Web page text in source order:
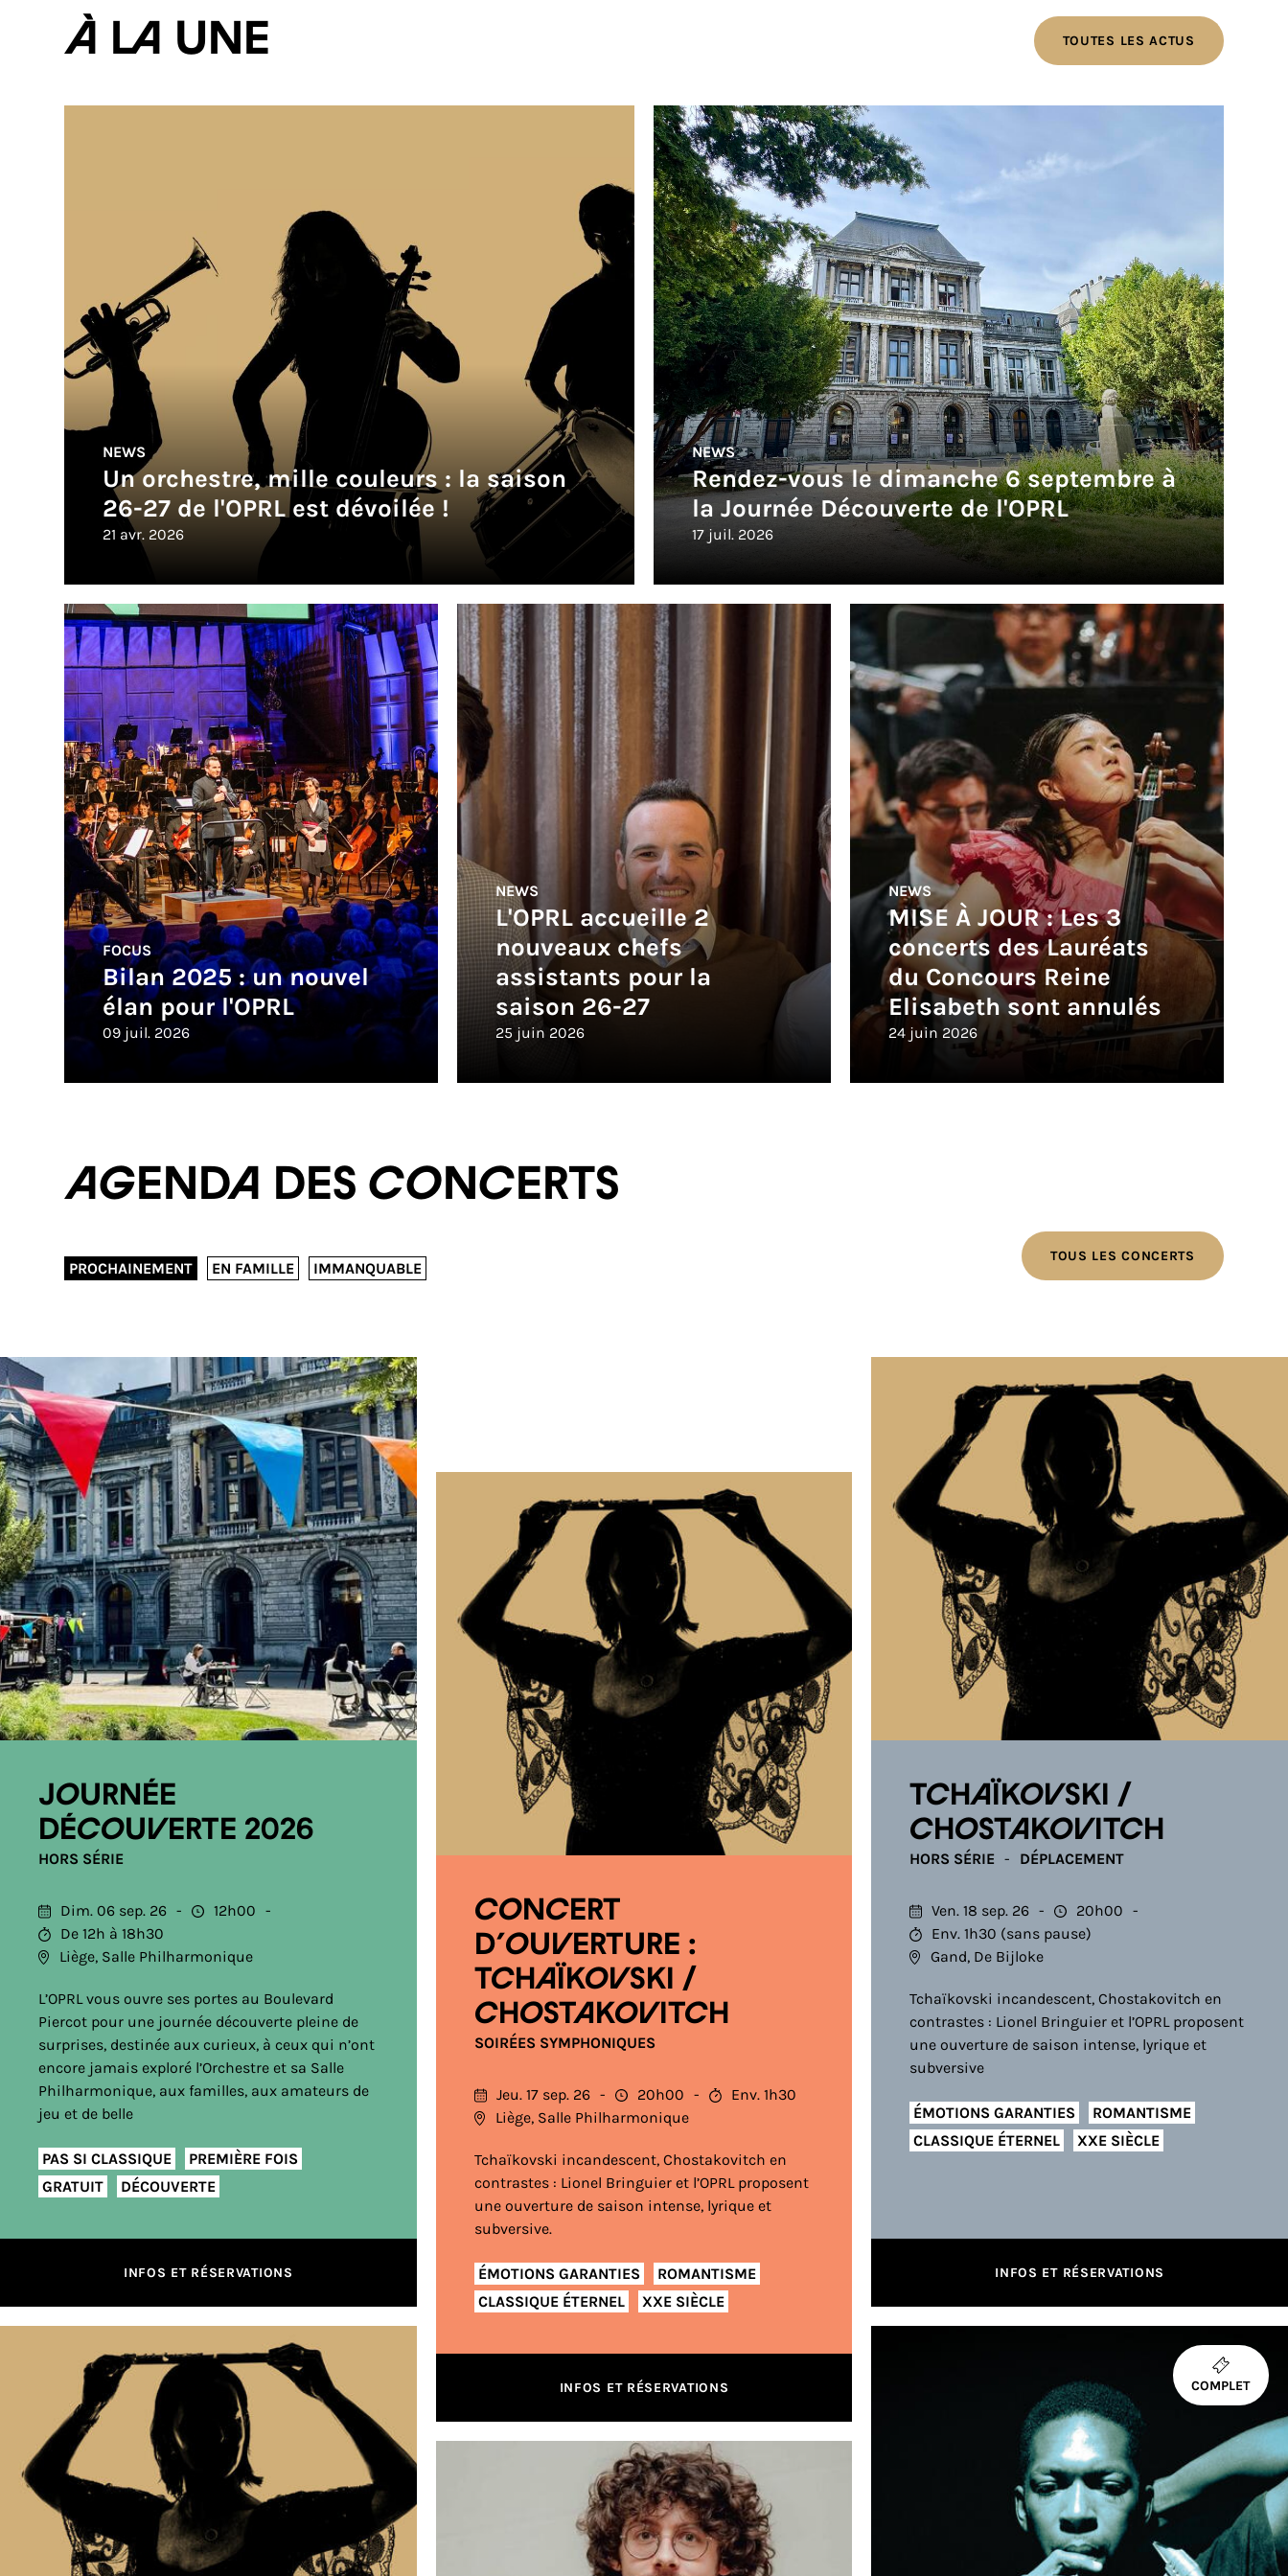
À la une
NEWS
Un orchestre, mille couleurs : la saison
26-27 de l'OPRL est dévoilée !
21 avr. 2026
NEWS
Rendez-vous le dimanche 6 septembre à
la Journée Découverte de l'OPRL
17 juil. 2026
FOCUS
Bilan 2025 : un nouvel
élan pour l'OPRL
09 juil. 2026
NEWS
L'OPRL accueille 2
nouveaux chefs
assistants pour la
saison 26-27
25 juin 2026
NEWS
MISE À JOUR : Les 3
concerts des Lauréats
du Concours Reine
Elisabeth sont annulés
24 juin 2026
TOUTES LES ACTUS
Agenda des concerts
TOUS LES CONCERTS
PROCHAINEMENT EN FAMILLE IMMANQUABLE
Journée
découverte 2026
HORS SÉRIE
Dim. 06 sep. 26
12h00
De 12h à 18h30
Liège, Salle Philharmonique
L’OPRL vous ouvre ses portes au Boulevard
Piercot pour une journée découverte pleine de
surprises, destinée aux curieux, à ceux qui n’ont
encore jamais exploré l’Orchestre et sa Salle
Philharmonique, aux familles, aux amateurs de
jeu et de belle
PAS SI CLASSIQUE
PREMIÈRE FOIS
GRATUIT
DÉCOUVERTE
INFOS ET RÉSERVATIONS
CONCERT
D’OUVERTURE :
TCHAÏKOVSKI /
CHOSTAKOVITCH
SOIRÉES SYMPHONIQUES
Jeu. 17 sep. 26 20h00
Env. 1h30
Liège, Salle Philharmonique
Tchaïkovski incandescent, Chostakovitch en
contrastes : Lionel Bringuier et l’OPRL proposent
une ouverture de saison intense, lyrique et
subversive.
ÉMOTIONS GARANTIES
ROMANTISME
CLASSIQUE ÉTERNEL
XXE SIÈCLE
INFOS ET RÉSERVATIONS
TCHAÏKOVSKI /
CHOSTAKOVITCH
HORS SÉRIE DÉPLACEMENT
Ven. 18 sep. 26
20h00
Env. 1h30 (sans pause)
Gand, De Bijloke
Tchaïkovski incandescent, Chostakovitch en
contrastes : Lionel Bringuier et l’OPRL proposent
une ouverture de saison intense, lyrique et
subversive
ÉMOTIONS GARANTIES
ROMANTISME
CLASSIQUE ÉTERNEL
XXE SIÈCLE
INFOS ET RÉSERVATIONS
COMPLET